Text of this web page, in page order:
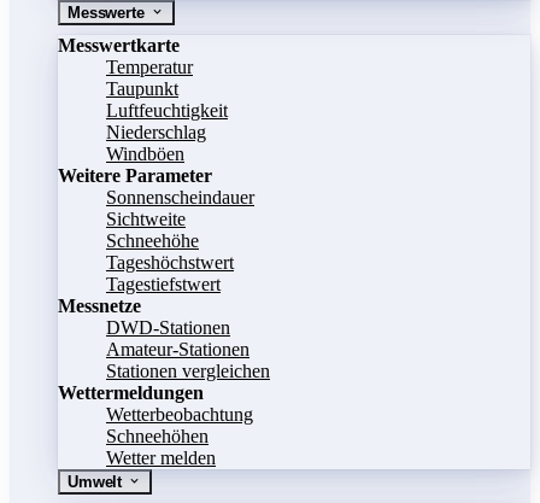
Messwerte
Messwertkarte
Temperatur
Taupunkt
Luftfeuchtigkeit
Niederschlag
Windböen
Weitere Parameter
Sonnenscheindauer
Sichtweite
Schneehöhe
Tageshöchstwert
Tagestiefstwert
Messnetze
DWD-Stationen
Amateur-Stationen
Stationen vergleichen
Wettermeldungen
Wetterbeobachtung
Schneehöhen
Wetter melden
Umwelt